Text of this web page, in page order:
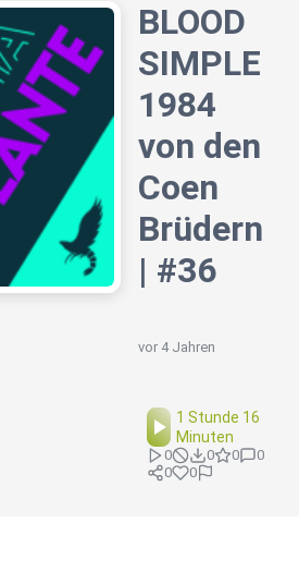
BLOOD
SIMPLE
1984
von den
Coen
Brüdern
| #36
vor 4 Jahren
1 Stunde 16
Minuten
0 0 0
0
0
0